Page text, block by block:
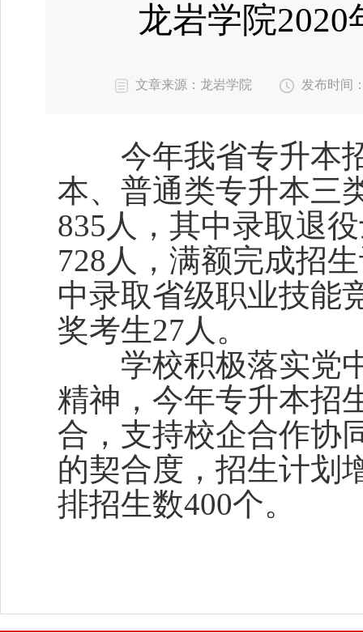
龙岩学院
文章来源：龙岩学院 发布时间
今年我省专升本招
本、普通类专升本三
835人，其中录取退
728人，满额完成招
中录取省级职业技能
奖考生27人。
学校积极落实党中
精神，今年专升本招
合，支持校企合作协
的契合度，招生计划
排招生数400个。